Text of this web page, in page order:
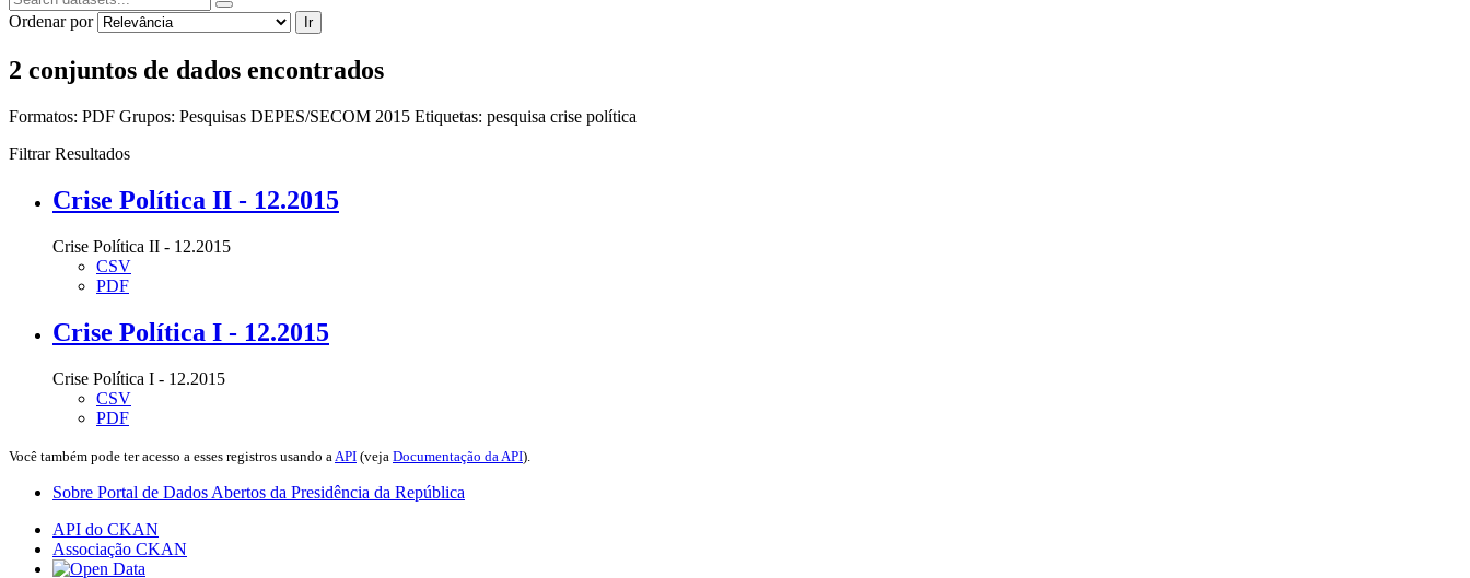
Ordenar por Ir
2 conjuntos de dados encontrados
Formatos: PDF Grupos: Pesquisas DEPES/SECOM 2015 Etiquetas: pesquisa crise política
Filtrar Resultados
Crise Política II - 12.2015
Crise Política II - 12.2015
CSV
PDF
Crise Política I - 12.2015
Crise Política I - 12.2015
CSV
PDF
Você também pode ter acesso a esses registros usando a API (veja Documentação da API).
Sobre Portal de Dados Abertos da Presidência da República
API do CKAN
Associação CKAN